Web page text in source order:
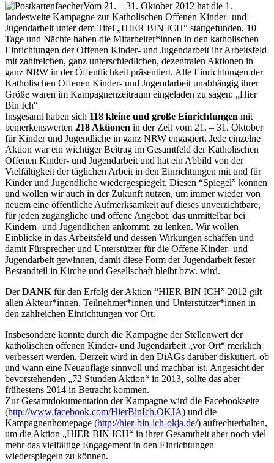
Vom 21. – 31. Oktober 2012 hat die 1.
landesweite Kampagne zur Katholischen Offenen Kinder- und
Jugendarbeit unter dem Titel „HIER BIN ICH“ stattgefunden. 10
Tage und Nächte haben die Mitarbeiter*innen in den katholischen
Einrichtungen der Offenen Kinder- und Jugendarbeit ihr Arbeitsfeld
mit zahlreichen, ganz unterschiedlichen, dezentralen Aktionen in
ganz NRW in der Öffentlichkeit präsentiert. Alle Einrichtungen der
Katholischen Offenen Kinder- und Jugendarbeit unabhängig ihrer
Größe waren im Kampagnenzeitraum eingeladen zu sagen: „Hier
Bin Ich“
Insgesamt haben sich 118 kleine und große Einrichtungen mit
bemerkenswerten 218 Aktionen in der Zeit vom 21. – 31. Oktober
für Kinder und Jugendliche in ganz NRW engagiert. Jede einzelne
Aktion war ein wichtiger Beitrag im Gesamtfeld der Katholischen
Offenen Kinder- und Jugendarbeit und hat ein Abbild von der
Vielfältigkeit der täglichen Arbeit in den Einrichtungen mit und für
Kinder und Jugendliche wiedergespiegelt. Diesen “Spiegel” können
und wollen wir auch in der Zukunft nutzen, um immer wieder von
neuem eine öffentliche Aufmerksamkeit auf dieses unverzichtbare,
für jeden zugängliche und offene Angebot, das unmittelbar bei
Kindern- und Jugendlichen ankommt, zu lenken. Wir wollen
Einblicke in das Arbeitsfeld und dessen Wirkungen schaffen und
damit Fürsprecher und Unterstützer für die Offene Kinder- und
Jugendarbeit gewinnen, damit diese Form der Jugendarbeit fester
Bestandteil in Kirche und Gesellschaft bleibt bzw. wird.
DerDANK für den Erfolg der Aktion “HIER BIN ICH” 2012 gilt
allen Akteur*innen, Teilnehmer*innen und Unterstützer*innen in
den zahlreichen Einrichtungen vor Ort.
Insbesondere konnte durch die Kampagne der Stellenwert der
katholischen offenen Kinder- und Jugendarbeit „vor Ort“ merklich
verbessert werden. Derzeit wird in den DiAGs darüber diskutiert, ob
und wann eine Neuauflage sinnvoll und machbar ist. Angesicht der
bevorstehenden „72 Stunden Aktion“ in 2013, sollte das aber
frühestens 2014 in Betracht kommen.
Zur Gesamtdokumentation der Kampagne wird die Facebookseite
(http://www.facebook.com/HierBinIch.OKJA) und die
Kampagnenhomepage (http://hier-bin-ich-okja.de/) aufrechterhalten,
um die Aktion „HIER BIN ICH“ in ihrer Gesamtheit aber noch viel
mehr das vielfältige Engagement in den Einrichtungen
wiederspiegeln zu können.